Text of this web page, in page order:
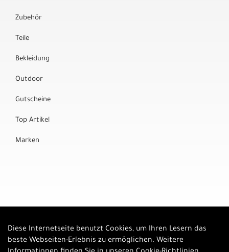
Zubehör
Teile
Bekleidung
Outdoor
Gutscheine
Top Artikel
Marken
Diese Internetseite benutzt Cookies, um Ihren Lesern das
beste Webseiten-Erlebnis zu ermöglichen. Weitere
Auftrag widerrufen